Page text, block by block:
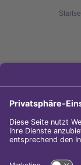
Die
Kupferspirale
Sie wird wie
eingeführt